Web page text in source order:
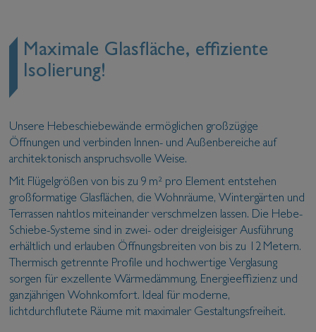
Maximale Glasfläche, effiziente
Isolierung!
Unsere Hebeschiebewände ermöglichen großzügige
Öffnungen und verbinden Innen- und Außenbereiche auf
architektonisch anspruchsvolle Weise.
Mit Flügelgrößen von bis zu 9 m² pro Element entstehen
großformatige Glasflächen, die Wohnräume, Wintergärten und
Terrassen nahtlos miteinander verschmelzen lassen. Die Hebe-
Schiebe-Systeme sind in zwei- oder dreigleisiger Ausführung
erhältlich und erlauben Öffnungsbreiten von bis zu 12 Metern.
Thermisch getrennte Profile und hochwertige Verglasung
sorgen für exzellente Wärmedämmung, Energieeffizienz und
ganzjährigen Wohnkomfort. Ideal für moderne,
lichtdurchflutete Räume mit maximaler Gestaltungsfreiheit.